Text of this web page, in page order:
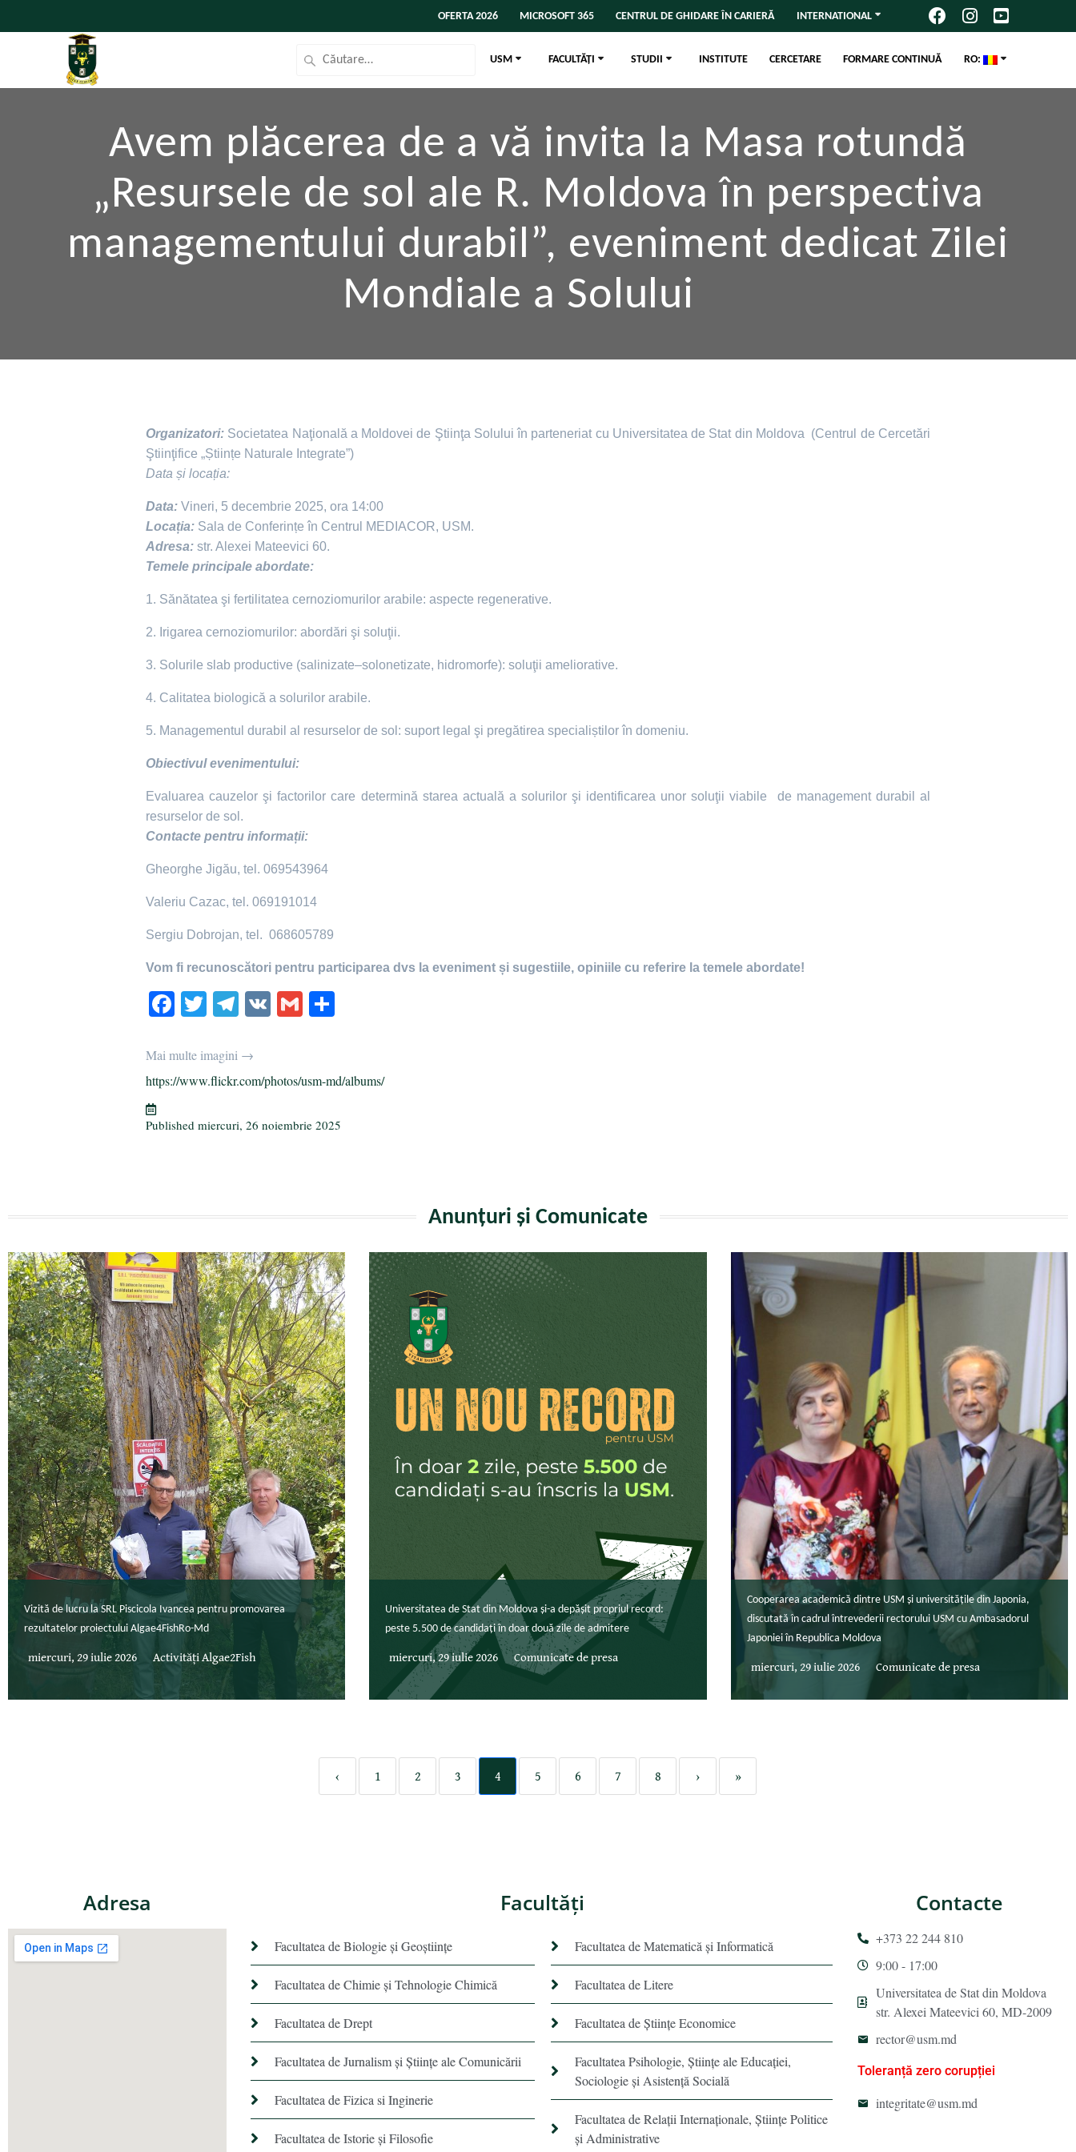
OFERTA 2026 MICROSOFT 365 CENTRUL DE GHIDARE ÎN CARIERĂ INTERNATIONAL
USM FACULTĂȚI STUDII INSTITUTE CERCETARE FORMARE CONTINUĂ RO:
Avem plăcerea de a vă invita la Masa rotundă
„Resursele de sol ale R. Moldova în perspectiva
managementului durabil”, eveniment dedicat Zilei
Mondiale a Solului
Organizatori: Societatea Naţională a Moldovei de Ştiinţa Solului în parteneriat cu Universitatea de Stat din Moldova (Centrul de Cercetări
Ştiinţifice „Științe Naturale Integrate”)
Data și locația:
Data: Vineri, 5 decembrie 2025, ora 14:00
Locația: Sala de Conferințe în Centrul MEDIACOR, USM.
Adresa: str. Alexei Mateevici 60.
Temele principale abordate:
1. Sănătatea şi fertilitatea cernoziomurilor arabile: aspecte regenerative.
2. Irigarea cernoziomurilor: abordări şi soluţii.
3. Solurile slab productive (salinizate–solonetizate, hidromorfe): soluţii ameliorative.
4. Calitatea biologică a solurilor arabile.
5. Managementul durabil al resurselor de sol: suport legal şi pregătirea specialiștilor în domeniu.
Obiectivul evenimentului:
Evaluarea cauzelor şi factorilor care determină starea actuală a solurilor şi identificarea unor soluţii viabile
de management durabil al
resurselor de sol.
Contacte pentru informații:
Gheorghe Jigău, tel. 069543964
Valeriu Cazac, tel. 069191014
Sergiu Dobrojan, tel. 068605789
Vom fi recunoscători pentru participarea dvs la eveniment și sugestiile, opiniile cu referire la temele abordate!
Fa
bo
ok
T
tte
r
Te
gr
a
V G
ea
Mai multe imagini →
https://www.flickr.com/photos/usm-md/albums/
Published miercuri, 26 noiembrie 2025
Anunțuri și Comunicate
Vizită de lucru la SRL Piscicola Ivancea pentru promovarea
rezultatelor proiectului Algae4FishRo-Md
miercuri, 29 iulie 2026 Activități Algae2Fish
Universitatea de Stat din Moldova și-a depășit propriul record:
peste 5.500 de candidați în doar două zile de admitere
miercuri, 29 iulie 2026 Comunicate de presa
Cooperarea academică dintre USM și universitățile din Japonia,
discutată în cadrul întrevederii rectorului USM cu Ambasadorul
Japoniei în Republica Moldova
miercuri, 29 iulie 2026 Comunicate de presa
‹ 1 2 3 4 5 6 7 8 › »
Adresa Facultăţi
Facultatea de Biologie și Geoștiințe
Facultatea de Chimie şi Tehnologie Chimică
Facultatea de Drept
Facultatea de Jurnalism şi Ştiinţe ale Comunicării
Facultatea de Fizica si Inginerie
Facultatea de Istorie şi Filosofie
Facultatea de Matematică şi Informatică
Facultatea de Litere
Facultatea de Științe Economice
Facultatea Psihologie, Ştiinţe ale Educaţiei,
Sociologie și Asistență Socială
Facultatea de Relaţii Internaţionale, Ştiinţe Politice
şi Administrative
Contacte
+373 22 244 810
9:00 - 17:00
Universitatea de Stat din Moldova
str. Alexei Mateevici 60, MD-2009
rector@usm.md
Toleranță zero corupției
integritate@usm.md